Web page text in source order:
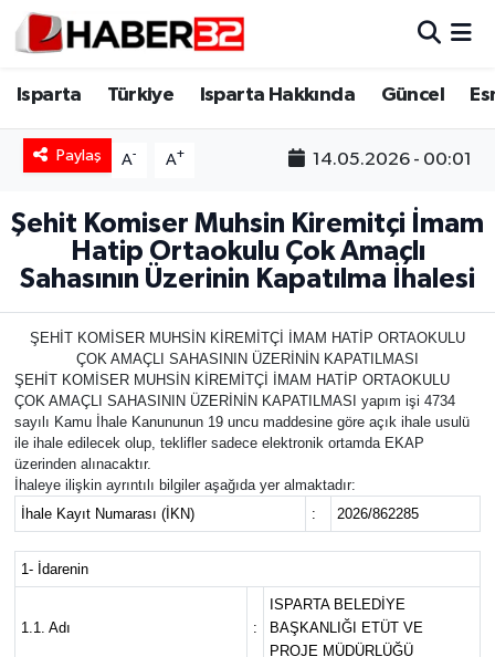
Isparta Türkiye Isparta Hakkında Güncel
Paylaş A- A+ 14.05.2026 - 00:01
Şehit Komiser Muhsin Kiremitçi İmam
Hatip Ortaokulu Çok Amaçlı
Sahasının Üzerinin Kapatılma İhalesi
ŞEHİT KOMİSER MUHSİN KİREMİTÇİ İMAM HATİP ORTAOKULU
ÇOK AMAÇLI SAHASININ ÜZERİNİN KAPATILMASI
ŞEHİT KOMİSER MUHSİN KİREMİTÇİ İMAM HATİP ORTAOKULU
ÇOK AMAÇLI SAHASININ ÜZERİNİN KAPATILMASI yapım işi 4734
sayılı Kamu İhale Kanununun 19 uncu maddesine göre açık ihale usulü
ile ihale edilecek olup, teklifler sadece elektronik ortamda EKAP
üzerinden alınacaktır.
İhaleye ilişkin ayrıntılı bilgiler aşağıda yer almaktadır:
İhale Kayıt Numarası (İKN)
: 2026/862285
1- İdarenin
1.1. Adı :
ISPARTA BELEDİYE
BAŞKANLIĞI ETÜT VE
PROJE MÜDÜRLÜĞÜ
Isparta
Isparta Hakkında
ASAYİŞ
BİLİM VE TEKNOLOJİ
EĞİTİM
GENEL
Güncel
HABERDE İNSAN
İlginç
Isparta Nöbetçi Eczaneler
Isparta Hava Durumu
Süper Lig Puan Durumu ve Fikstür
Tüm Manşetler
Son Dakika Haberleri
Haber Arşivi